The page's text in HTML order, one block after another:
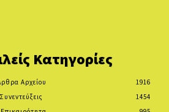
Κατηγορίες
Αρχείου
1916
Συνεντεύξεις
1454